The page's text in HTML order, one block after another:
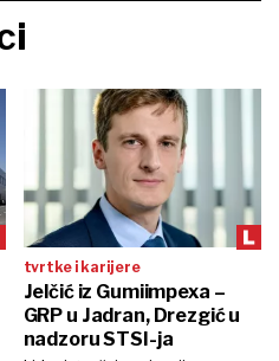
tvrtke i karijere
Jelčić iz Gumiimpexa –
GRP u Jadran, Drezgić u
nadzoru STSI-ja